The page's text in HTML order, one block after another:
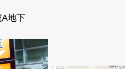
地下